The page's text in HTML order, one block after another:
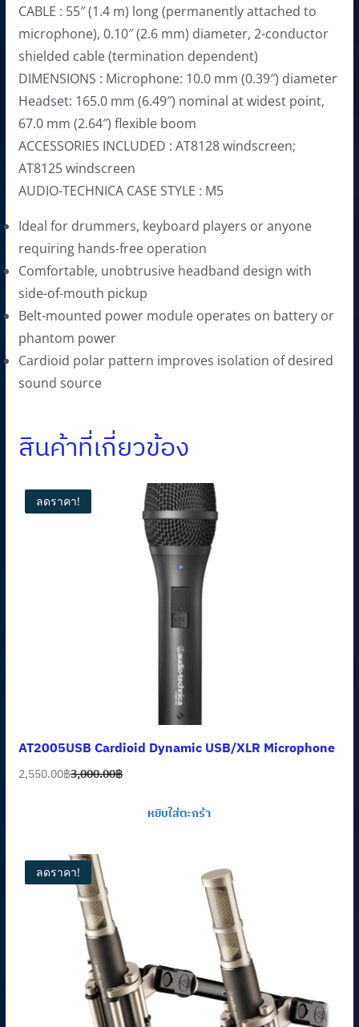
.
0
0
฿
.
฿
.
CABLE : 55″ (1.4 m) long (permanently attached to
microphone), 0.10″ (2.6 mm) diameter, 2-conductor
shielded cable (termination dependent)
DIMENSIONS : Microphone: 10.0 mm (0.39″) diameter
Headset: 165.0 mm (6.49″) nominal at widest point,
67.0 mm (2.64″) flexible boom
ACCESSORIES INCLUDED : AT8128 windscreen;
AT8125 windscreen
AUDIO-TECHNICA CASE STYLE : M5
Ideal for drummers, keyboard players or anyone
requiring hands-free operation
Comfortable, unobtrusive headband design with
side-of-mouth pickup
Belt-mounted power module operates on battery or
phantom power
Cardioid polar pattern improves isolation of desired
sound source
สินค้าที่เกี่ยวข้อง
ลดราคา!
AT2005USB Cardioid Dynamic USB/XLR Microphone
3,000.00฿
Original
2,550.00฿
Current
หยิบใส่ตะกร้า
ลดราคา!